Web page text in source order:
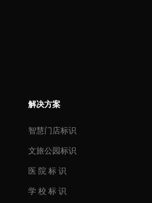
解决方案
智慧门店标识
文旅公园标识
医 院 标 识
学 校 标 识